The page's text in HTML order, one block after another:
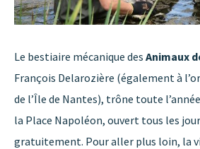
Le bestiaire mécanique des Animaux
François Delarozière (également à
de l’Île de Nantes), trône toute
la Place Napoléon, ouvert tous les
gratuitement. Pour aller plus loin, la